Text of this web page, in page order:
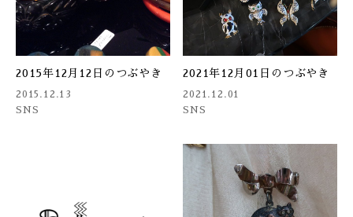
2015年12月12日のつぶやき
2015.12.13
SNS
2021年12月01日のつぶやき
2021.12.01
SNS